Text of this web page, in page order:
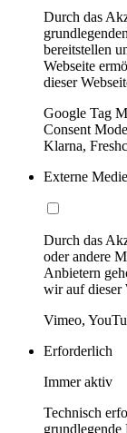
Durch das
bereitstellen
Webseite
dieser
Google Tag
Consent
Klarna,
Externe
Durch das
oder andere
Anbietern
wir auf dieser
Vimeo,
Erforderlich
Immer aktiv
Technisch
grundlegende